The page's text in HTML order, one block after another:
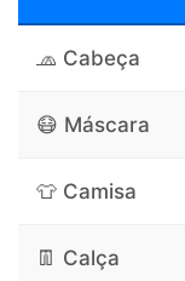
🧢 Cabeça
😷 Máscara
👕 Camisa
👖 Calça